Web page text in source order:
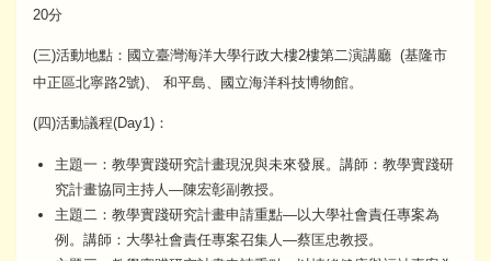
20分
(三)活動地點：國立臺灣海洋大學行政大樓2樓第二演講廳 (基隆市
中正區北寧路2號)、 和平島、國立海洋科技博物館。
(四)活動議程(Day1)：
主題一：教學實踐研究計畫現況與未來發展。講師：教學實踐研
究計畫協同主持人—陳宏彰副教授。
主題二：教學實踐研究計畫申請重點—以大學社會責任專案為
例。講師：大學社會責任專案召集人—蔡匡忠教授。